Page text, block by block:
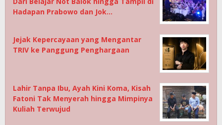
Hadapan Prabowo dan Jok…
Jejak Kepercayaan yang Mengantar
TRIV ke Panggung Penghargaan
Lahir Tanpa Ibu, Ayah Kini Koma, Kisah
Fatoni Tak Menyerah hingga Mimpinya
Kuliah Terwujud